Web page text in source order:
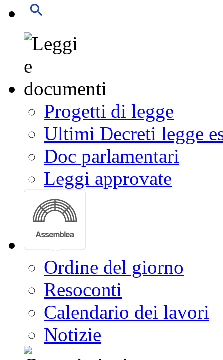
Progetti di legge
Ultimi Decreti legge
Doc parlamentari
Leggi approvate
Ordine del giorno
Resoconti
Calendario dei lavori
Notizie